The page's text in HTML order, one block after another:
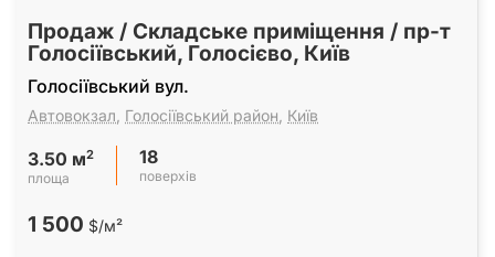
Продаж / Складське приміщення / пр-т
Голосіївський, Голосієво, Київ
Голосіївський вул.
Автовокзал Голосіївський район Київ
3.50 м2
площа
18
поверхів
1 500 $/м²